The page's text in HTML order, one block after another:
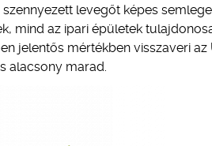
szennyezett levegőt képes
mind az ipari épületek
jelentős mértékben visszaveri
alacsony marad.